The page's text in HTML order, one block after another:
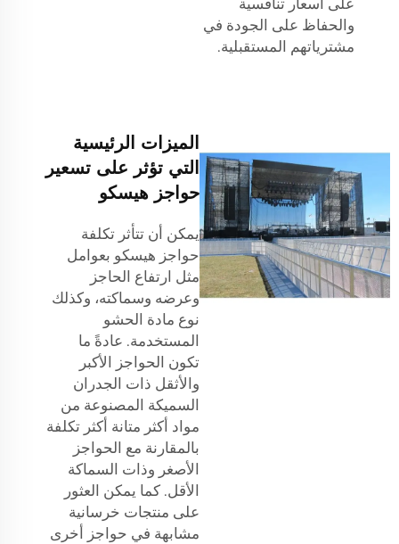
والحفاظ على الجودة في
مشترياتهم المستقبلية.
الميزات الرئيسية
التي تؤثر على تسعير
حواجز هيسكو
يمكن أن تتأثر تكلفة
حواجز هيسكو بعوامل
مثل ارتفاع الحاجز
وعرضه وسماكته، وكذلك
نوع مادة الحشو
المستخدمة. عادةً ما
تكون الحواجز الأكبر
والأثقل ذات الجدران
السميكة المصنوعة من
مواد أكثر متانة أكثر تكلفة
بالمقارنة مع الحواجز
الأصغر وذات السماكة
الأقل. كما يمكن العثور
على منتجات خرسانية
مشابهة في حواجز أخرى